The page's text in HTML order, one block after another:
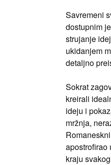
Savremeni
dostupnim
strujanje
ukidanjem
detaljno
Sokrat
kreirali
ideju i
mržnja,
apostrofirao
kraju